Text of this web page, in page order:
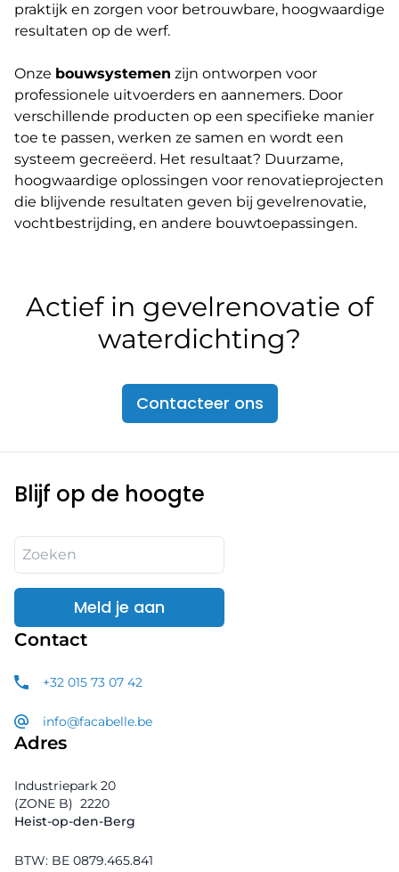
praktijk en zorgen voor betrouwbare, hoogwaardige
resultaten op de werf.
Onze bouwsystemen zijn ontworpen voor
professionele uitvoerders en aannemers. Door
verschillende producten op een specifieke manier
toe te passen, werken ze samen en wordt een
systeem gecreëerd. Het resultaat? Duurzame,
hoogwaardige oplossingen voor renovatieprojecten
die blijvende resultaten geven bij gevelrenovatie,
vochtbestrijding, en andere bouwtoepassingen.
Actief in gevelrenovatie of
waterdichting?
Contacteer ons
Blijf op de hoogte
Meld je aan
Contact
+32 015 73 07 42
info@facabelle.be
Adres
Industriepark 20
(ZONE B) 2220
Heist-op-den-Berg
BTW: BE 0879.465.841